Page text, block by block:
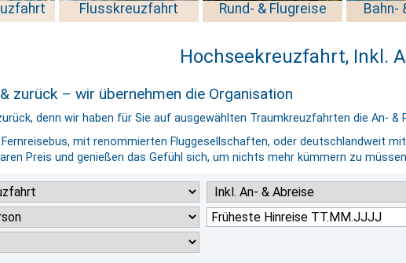
Flusskreuzfahrt Rund- & Flugreise Bahn-
Hochseekreuzfahrt, Inkl.
zurück – wir übernehmen die Organisation
denn wir haben für Sie auf ausgewählten Traumkreuzfahrten die An- &
mit renommierten Fluggesellschaften, oder deutschlandweit
Preis und genießen das Gefühl sich, um nichts mehr kümmern zu